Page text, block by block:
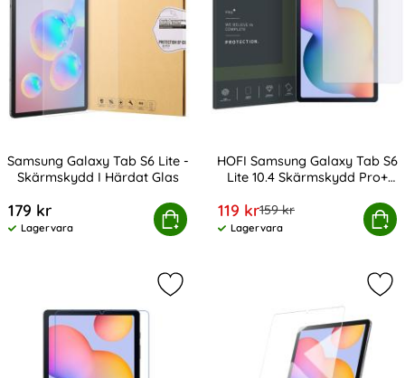
Samsung Galaxy Tab S6 Lite -
Skärmskydd I Härdat Glas
179 kr
Tillgänglighet:
Lagervara
Köp
Galaxy Tab S6 Lite - Skärmskydd I Härdat Glas
HOFI Samsung Galaxy Tab S6
Lite 10.4 Skärmskydd Pro+
rea pris
119 krtidigare pris
159 kr
Tillgänglighet:
Lagervara
Köp
HOFI Samsung Galaxy Tab S6 Lite
Markera samsung Galaxy Tab S6